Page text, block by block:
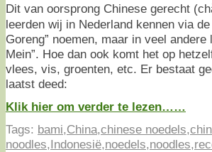
Dit van oorsprong Chinese gerecht
leerden wij in Nederland kennen via
Goreng” noemen, maar in veel
Mein”. Hoe dan ook komt het op
vlees, vis, groenten, etc. Er bestaat
laatst deed:
Klik hier om verder te lezen……
Tags: bami,China,chinese noedels,
noodles,Indonesië,noedels,noodles,